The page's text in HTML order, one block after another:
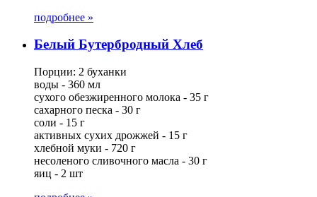
подробнее »
Белый Бутербродный Хлеб
Порции: 2 буханки
воды - 360 мл
сухого обезжиренного молока - 35 г
сахарного песка - 30 г
соли - 15 г
активных сухих дрожжей - 15 г
хлебной муки - 720 г
несоленого сливочного масла - 30 г
яиц - 2 шт